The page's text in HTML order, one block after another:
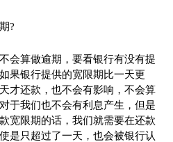
?
会算做逾期，要看银行有没有提
果银行提供的宽限期比一天更
才还款，也不会有影响，不会算
于我们也不会有利息产生，但是
宽限期的话，我们就需要在还款
是只超过了一天，也会被银行认